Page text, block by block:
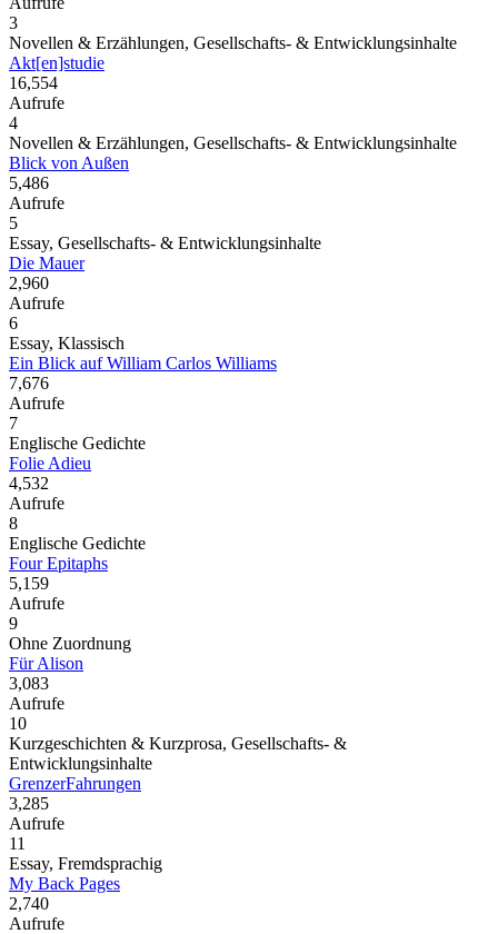
3
Novellen & Erzählungen, Gesellschafts- & Entwicklungsinhalte
Akt[en]studie
16,554
Aufrufe
4
Novellen & Erzählungen, Gesellschafts- & Entwicklungsinhalte
Blick von Außen
5,486
Aufrufe
5
Essay, Gesellschafts- & Entwicklungsinhalte
Die Mauer
2,960
Aufrufe
6
Essay, Klassisch
Ein Blick auf William Carlos Williams
7,676
Aufrufe
7
Englische Gedichte
Folie Adieu
4,532
Aufrufe
8
Englische Gedichte
Four Epitaphs
5,159
Aufrufe
9
Ohne Zuordnung
Für Alison
3,083
Aufrufe
10
Kurzgeschichten & Kurzprosa, Gesellschafts- &
Entwicklungsinhalte
GrenzerFahrungen
3,285
Aufrufe
11
Essay, Fremdsprachig
My Back Pages
2,740
Aufrufe